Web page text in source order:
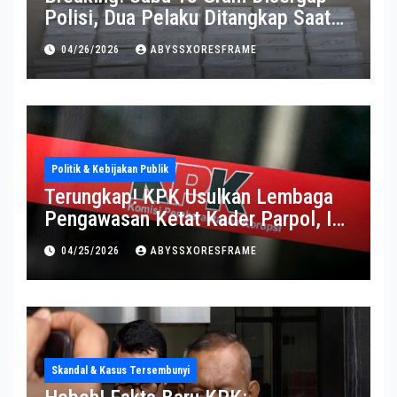
Polisi, Dua Pelaku Ditangkap Saat
Operasi Berlangsung Di Tempat
04/26/2026 ABYSSXORESFRAME
Politik & Kebijakan Publik
Terungkap! KPK Usulkan Lembaga
Pengawasan Ketat Kader Parpol, Ini
Alasannya
04/25/2026 ABYSSXORESFRAME
Skandal & Kasus Tersembunyi